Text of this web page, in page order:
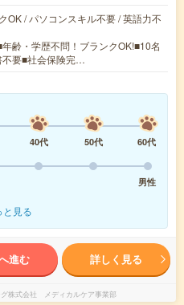
OK / パソコンスキル不要 / 英語力不
齢・学歴不問！ブランクOK!■10名
不要■社会保険完…
40代 50代
60代
男性
と見る
進む 詳しく見る
グ株式会社 メディカルケア事業部